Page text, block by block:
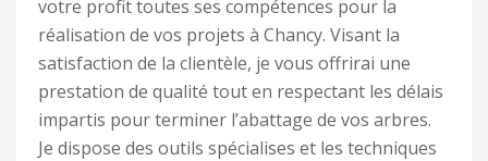
votre profit toutes ses compétences pour la
réalisation de vos projets à Chancy. Visant la
satisfaction de la clientèle, je vous offrirai une
prestation de qualité tout en respectant les délais
impartis pour terminer l’abattage de vos arbres.
Je dispose des outils spécialises et les techniques